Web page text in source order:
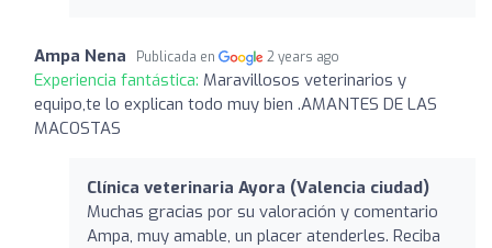
Ampa Nena Publicada en 2 years ago
Experiencia fantástica: Maravillosos veterinarios y
equipo,te lo explican todo muy bien .AMANTES DE LAS
MACOSTAS
Clínica veterinaria Ayora (Valencia ciudad)
Muchas gracias por su valoración y comentario
Ampa, muy amable, un placer atenderles. Reciba